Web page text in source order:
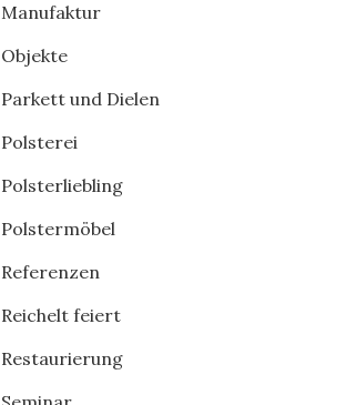
Manufaktur
Objekte
Parkett und Dielen
Polsterei
Polsterliebling
Polstermöbel
Referenzen
Reichelt feiert
Restaurierung